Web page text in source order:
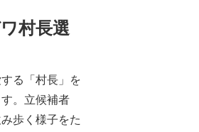
村長選
る「村長」を
。立候補者
歩く様子をた